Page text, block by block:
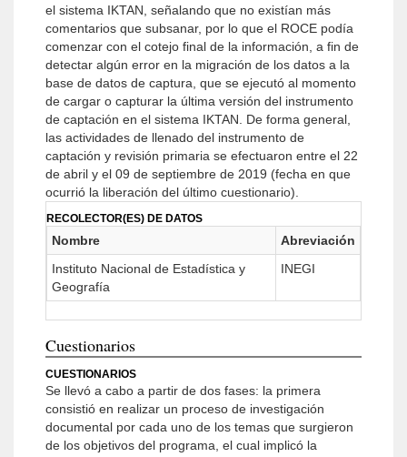
el sistema IKTAN, señalando que no existían más
comentarios que subsanar, por lo que el ROCE podía
comenzar con el cotejo final de la información, a fin de
detectar algún error en la migración de los datos a la
base de datos de captura, que se ejecutó al momento
de cargar o capturar la última versión del instrumento
de captación en el sistema IKTAN. De forma general,
las actividades de llenado del instrumento de
captación y revisión primaria se efectuaron entre el 22
de abril y el 09 de septiembre de 2019 (fecha en que
ocurrió la liberación del último cuestionario).
RECOLECTOR(ES) DE DATOS
Nombre
Abreviación
Instituto Nacional de Estadística y
Geografía
INEGI
Cuestionarios
CUESTIONARIOS
Se llevó a cabo a partir de dos fases: la primera
consistió en realizar un proceso de investigación
documental por cada uno de los temas que surgieron
de los objetivos del programa, el cual implicó la